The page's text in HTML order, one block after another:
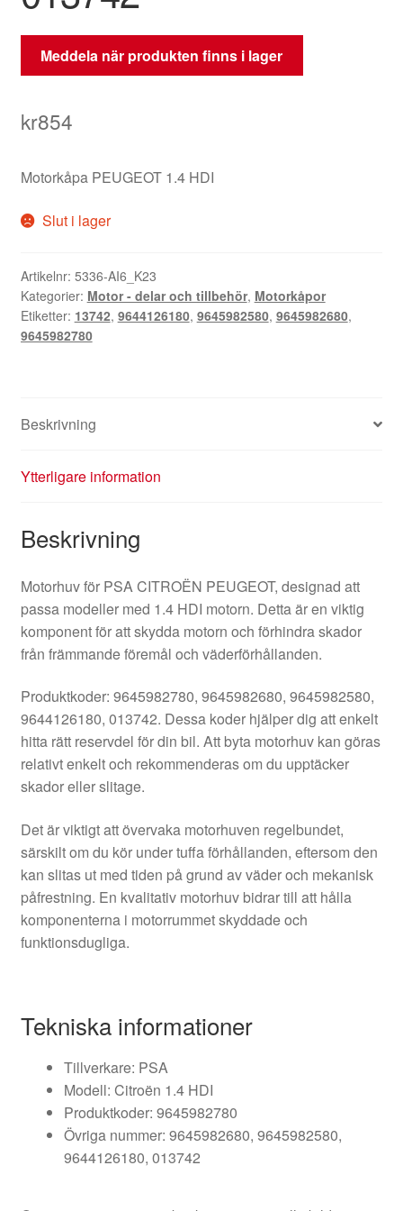
Meddela när produkten finns i lager
kr854
Motorkåpa PEUGEOT 1.4 HDI
Slut i lager
Artikelnr: 5336-AI6_K23
Kategorier: Motor - delar och tillbehör, Motorkåpor
Etiketter: 13742, 9644126180, 9645982580, 9645982680,
9645982780
Beskrivning
Ytterligare information
Beskrivning
Motorhuv för PSA CITROËN PEUGEOT, designad att
passa modeller med 1.4 HDI motorn. Detta är en viktig
komponent för att skydda motorn och förhindra skador
från främmande föremål och väderförhållanden.
Produktkoder: 9645982780, 9645982680, 9645982580,
9644126180, 013742. Dessa koder hjälper dig att enkelt
hitta rätt reservdel för din bil. Att byta motorhuv kan göras
relativt enkelt och rekommenderas om du upptäcker
skador eller slitage.
Det är viktigt att övervaka motorhuven regelbundet,
särskilt om du kör under tuffa förhållanden, eftersom den
kan slitas ut med tiden på grund av väder och mekanisk
påfrestning. En kvalitativ motorhuv bidrar till att hålla
komponenterna i motorrummet skyddade och
funktionsdugliga.
Tekniska informationer
Tillverkare: PSA
Modell: Citroën 1.4 HDI
Produktkoder: 9645982780
Övriga nummer: 9645982680, 9645982580,
9644126180, 013742